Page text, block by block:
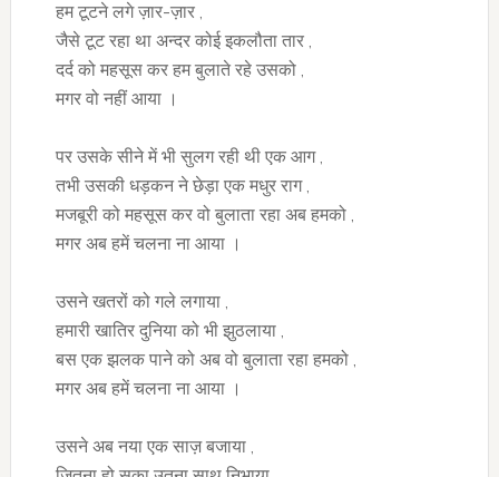
हम टूटने लगे ज़ार-ज़ार ,
जैसे टूट रहा था अन्दर कोई इकलौता तार ,
दर्द को महसूस कर हम बुलाते रहे उसको ,
मगर वो नहीं आया ।
पर उसके सीने में भी सुलग रही थी एक आग ,
तभी उसकी धड़कन ने छेड़ा एक मधुर राग ,
मजबूरी को महसूस कर वो बुलाता रहा अब हमको ,
मगर अब हमें चलना ना आया ।
उसने खतरों को गले लगाया ,
हमारी खातिर दुनिया को भी झुठलाया ,
बस एक झलक पाने को अब वो बुलाता रहा हमको ,
मगर अब हमें चलना ना आया ।
उसने अब नया एक साज़ बजाया ,